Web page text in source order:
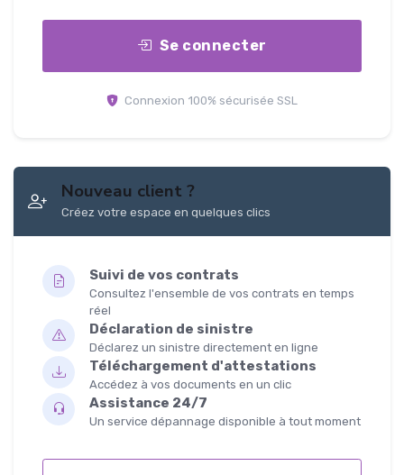
Se connecter
Connexion 100% sécurisée SSL
Nouveau client ?
Créez votre espace en quelques clics
Suivi de vos contrats
Consultez l'ensemble de vos contrats en temps
réel
Déclaration de sinistre
Déclarez un sinistre directement en ligne
Téléchargement d'attestations
Accédez à vos documents en un clic
Assistance 24/7
Un service dépannage disponible à tout moment